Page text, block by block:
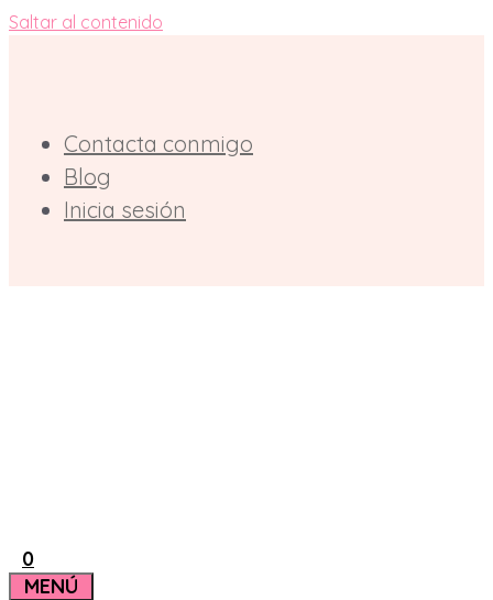
Saltar al contenido
Contacta conmigo
Blog
Inicia sesión
0
MENÚ